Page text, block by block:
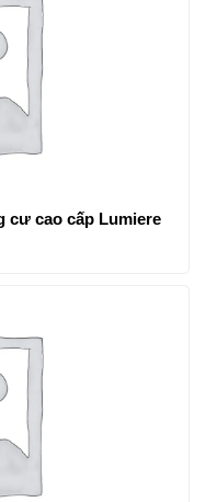
cư cao cấp Lumiere